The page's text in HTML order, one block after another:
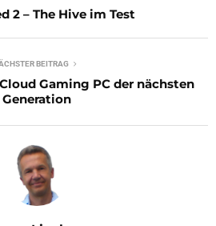
2 – The Hive im Test
BEITRAG
Gaming PC der nächsten
Generation